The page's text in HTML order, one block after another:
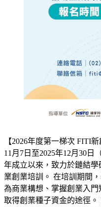
【2026年度第一梯次 FITI
11月7日至2025年12月30日
年成立以來，致力於鏈結
業創業培訓。 在培訓期間
為商業構想、掌握創業入
取得創業種子資金的途徑。